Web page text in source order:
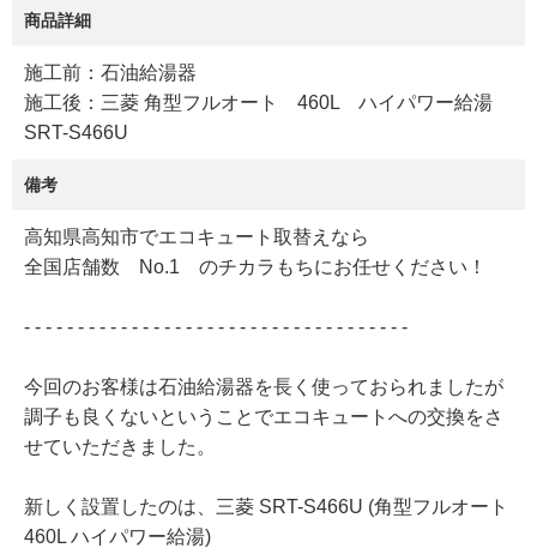
商品詳細
施工前：石油給湯器
施工後：三菱 角型フルオート 460L ハイパワー給湯
SRT-S466U
備考
高知県高知市でエコキュート取替えなら
全国店舗数 No.1 のチカラもちにお任せください！
- - - - - - - - - - - - - - - - - - - - - - - - - - - - - - - - - - - -
今回のお客様は石油給湯器を長く使っておられましたが
調子も良くないということでエコキュートへの交換をさ
せていただきました。
新しく設置したのは、三菱 SRT-S466U (角型フルオート
460L ハイパワー給湯)